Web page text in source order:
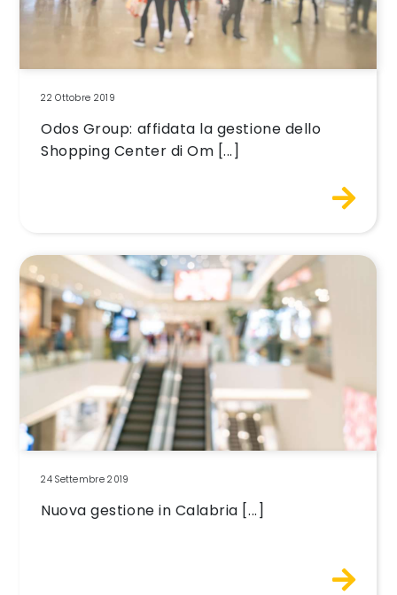
22 Ottobre 2019
Odos Group: affidata la gestione dello
Shopping Center di Om [...]
24 Settembre 2019
Nuova gestione in Calabria [...]